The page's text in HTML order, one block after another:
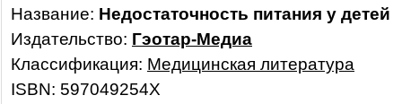
Название: Недостаточность питания у детей
Издательство: Гэотар-Медиа
Классификация: Медицинская литература
ISBN: 597049254X